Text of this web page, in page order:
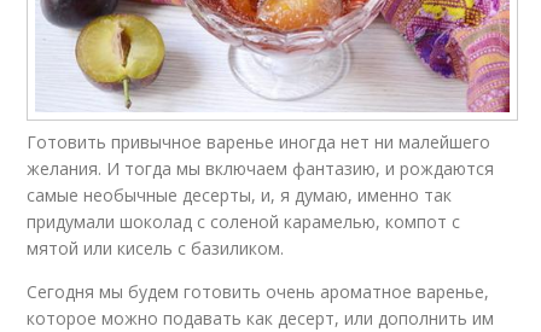
Готовить привычное варенье иногда нет ни малейшего
желания. И тогда мы включаем фантазию, и рождаются
самые необычные десерты, и, я думаю, именно так
придумали шоколад с соленой карамелью, компот с
мятой или кисель с базиликом.
Сегодня мы будем готовить очень ароматное варенье,
которое можно подавать как десерт, или дополнить им